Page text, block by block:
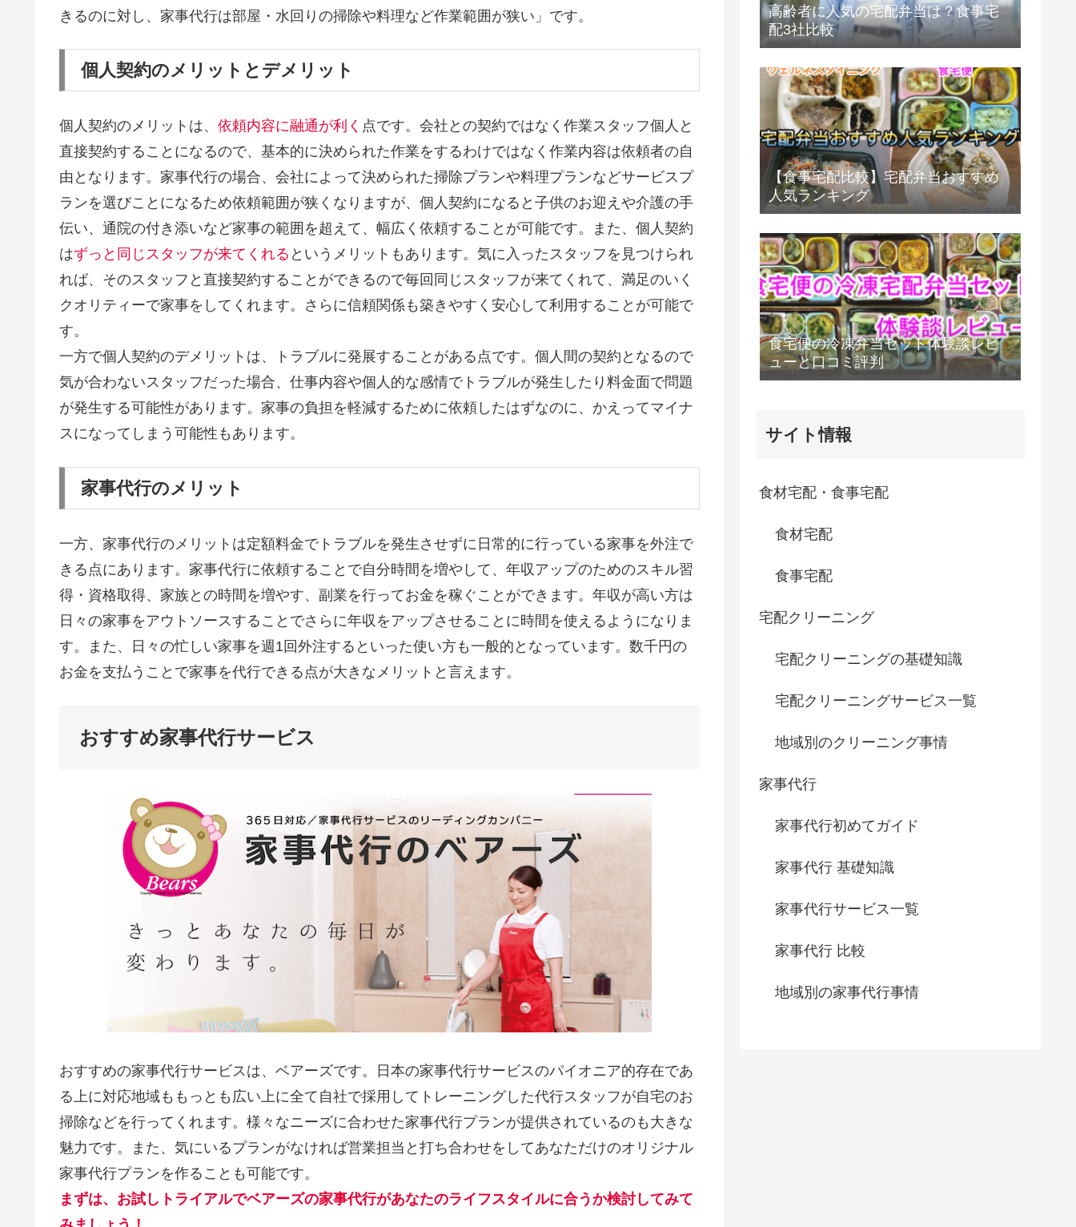
きるのに対し、家事代行は部屋・水回りの掃除や料理など作業範囲が狭い」です。
個人契約のメリットとデメリット
個人契約のメリットは、 依頼内容に融通が利く 点です。会社との契約ではなく作業スタッフ個人と
直接契約することになるので、基本的に決められた作業をするわけではなく作業内容は依頼者の自
由となります。家事代行の場合、会社によって決められた掃除プランや料理プランなどサービスプ
ランを選びことになるため依頼範囲が狭くなりますが、個人契約になると子供のお迎えや介護の手
伝い、通院の付き添いなど家事の範囲を超えて、幅広く依頼することが可能です。また、個人契約
はずっと同じスタッフが来てくれる というメリットもあります。気に入ったスタッフを見つけられ
れば、そのスタッフと直接契約することができるので毎回同じスタッフが来てくれて、満足のいく
クオリティーで家事をしてくれます。さらに信頼関係も築きやすく安心して利用することが可能で
す。
一方で個人契約のデメリットは、トラブルに発展することがある点です。個人間の契約となるので
気が合わないスタッフだった場合、仕事内容や個人的な感情でトラブルが発生したり料金面で問題
が発生する可能性があります。家事の負担を軽減するために依頼したはずなのに、かえってマイナ
スになってしまう可能性もあります。
家事代行のメリット
一方、家事代行のメリットは定額料金でトラブルを発生させずに日常的に行っている家事を外注で
きる点にあります。家事代行に依頼することで自分時間を増やして、年収アップのためのスキル習
得・資格取得、家族との時間を増やす、副業を行ってお金を稼ぐことができます。年収が高い方は
日々の家事をアウトソースすることでさらに年収をアップさせることに時間を使えるようになりま
す。また、日々の忙しい家事を週1回外注するといった使い方も一般的となっています。数千円の
お金を支払うことで家事を代行できる点が大きなメリットと言えます。
おすすめ家事代行サービス
おすすめの家事代行サービスは、ベアーズです。日本の家事代行サービスのパイオニア的存在であ
る上に対応地域ももっとも広い上に全て自社で採用してトレーニングした代行スタッフが自宅のお
掃除などを行ってくれます。様々なニーズに合わせた家事代行プランが提供されているのも大きな
魅力です。また、気にいるプランがなければ営業担当と打ち合わせをしてあなただけのオリジナル
家事代行プランを作ることも可能です。
まずは、お試しトライアルでベアーズの家事代行があなたのライフスタイルに合うか検討してみて
高齢者に人気の宅配弁当は？食事宅
配3社比較
【食事宅配比較】宅配弁当おすすめ
人気ランキング
食宅便の冷凍弁当セット体験談レビ
ューと口コミ評判
サイト情報
食材宅配・食事宅配
食材宅配
食事宅配
宅配クリーニング
宅配クリーニングの基礎知識
宅配クリーニングサービス一覧
地域別のクリーニング事情
家事代行
家事代行初めてガイド
家事代行 基礎知識
家事代行サービス一覧
家事代行 比較
地域別の家事代行事情